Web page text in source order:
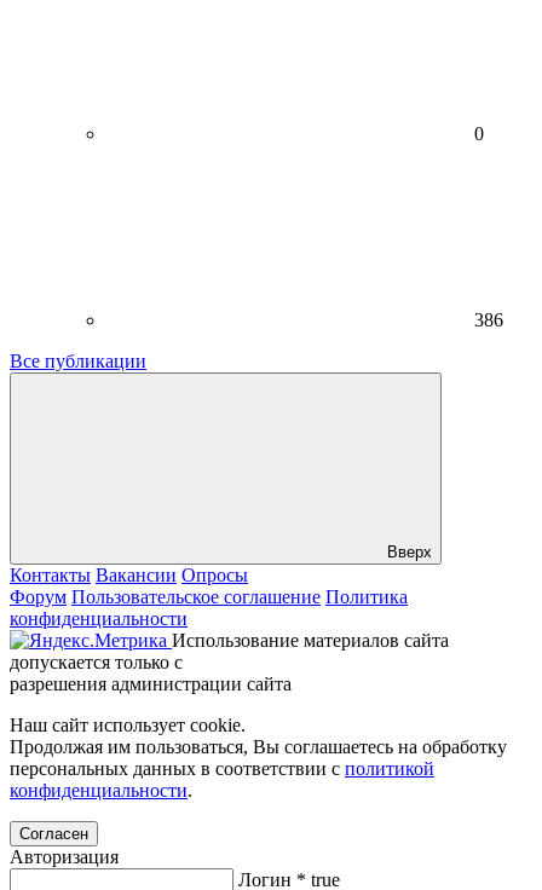
0
386
Все публикации
Вверх
Контакты Вакансии Опросы
Форум Пользовательское соглашение Политика
конфиденциальности
Использование материалов сайта
допускается только с
разрешения администрации сайта
Наш сайт использует cookie.
Продолжая им пользоваться, Вы соглашаетесь на обработку
персональных данных в соответствии с политикой
конфиденциальности.
Согласен
Авторизация
Логин * true